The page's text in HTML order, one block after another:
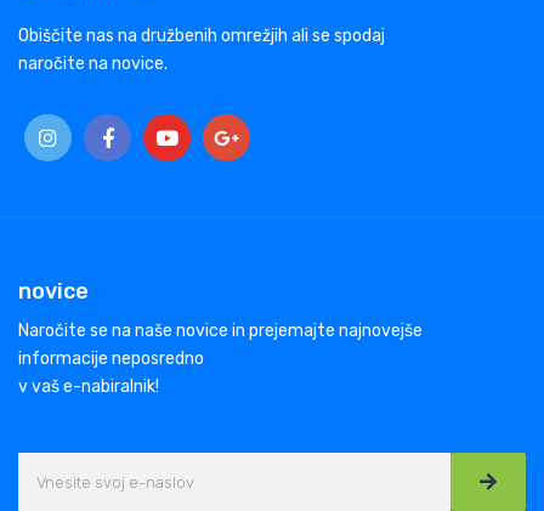
Obiščite nas na družbenih omrežjih ali se spodaj
naročite na novice.
novice
Naročite se na naše novice in prejemajte najnovejše
informacije neposredno
v vaš e-nabiralnik!